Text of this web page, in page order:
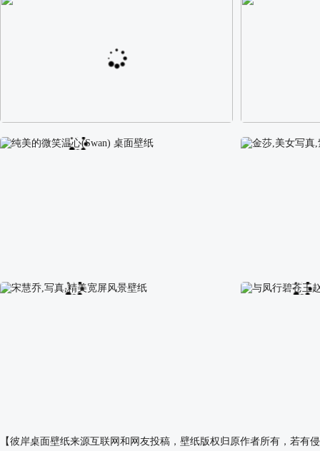
阿尔卑斯山区自然风景壁纸 校园长发可爱
纯美的微笑温心(Swan) 桌面壁纸 金莎,美女写真,
【彼岸桌面壁纸来源互联网和网友投稿，壁纸版权归原作者所有，若